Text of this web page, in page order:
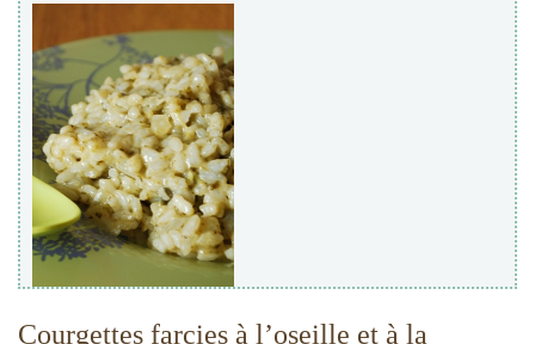
Courgettes farcies à l’oseille et à la